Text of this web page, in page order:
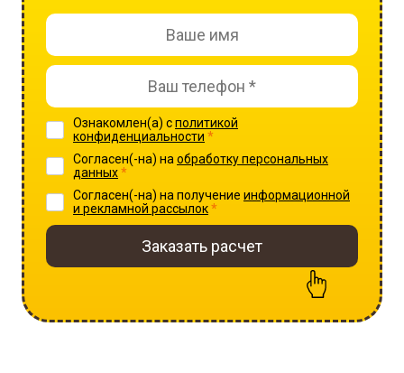
Ознакомлен(а) сполитикой
конфиденциальности *
Согласен(-на) на обработку персональных
данных*
Согласен(-на) на получение информационной
и рекламной рассылок*
Заказать расчет